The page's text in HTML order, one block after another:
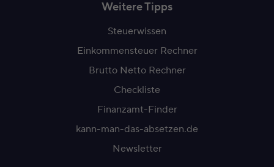
Weitere Tipps
Steuerwissen
Einkommensteuer Rechner
Brutto Netto Rechner
Checkliste
Finanzamt-Finder
kann-man-das-absetzen.de
Newsletter